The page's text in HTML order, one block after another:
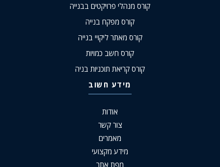
קורס מנהלי פרויקטים בבנייה
קורס מפקח בנייה
קורס מאתר ליקויי בנייה
קורס חשב כמויות
קורס קריאת תוכניות בניה
מידע חשוב
אודות
צור קשר
מאמרים
מידע מקצועי
מפת אתר